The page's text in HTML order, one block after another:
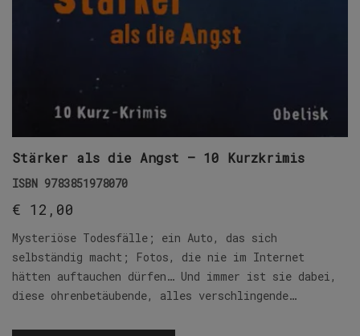
Stärker als die Angst – 10 Kurzkrimis
ISBN 9783851978070
€ 12,00
Mysteriöse Todesfälle; ein Auto, das sich
selbständig macht; Fotos, die nie im Internet
hätten auftauchen dürfen… Und immer ist sie dabei,
diese ohrenbetäubende, alles verschlingende…